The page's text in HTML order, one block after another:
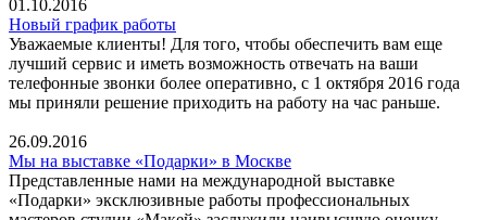
01.10.2016
Новый график работы
Уважаемые клиенты! Для того, чтобы обеспечить вам еще
лучший сервис и иметь возможность отвечать на ваши
телефонные звонки более оперативно, с 1 октября 2016 года
мы приняли решение приходить на работу на час раньше.
26.09.2016
Мы на выставке «Подарки» в Москве
Представленные нами на международной выставке
«Подарки» эксклюзивные работы профессиональных